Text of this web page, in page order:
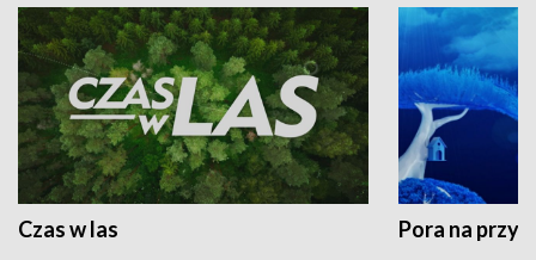
Czas w las Pora na